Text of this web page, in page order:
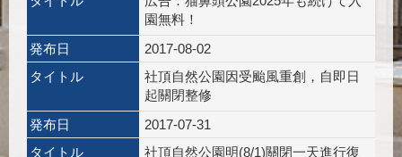
園無料！
発布日
2017-08-02
タイトル
社頂自然公園因受颱風重創，自即日
起關閉整修
発布日
2017-07-31
タイトル
社頂自然公園明(8/1)關閉一天進行復